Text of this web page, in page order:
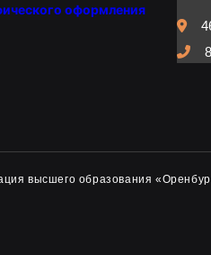
оформления
высшего образования